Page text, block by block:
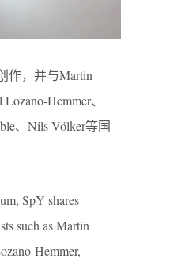
作，并与Martin
Hemmer、
、Nils Völker等国
SpY shares
such as Martin
Hemmer,